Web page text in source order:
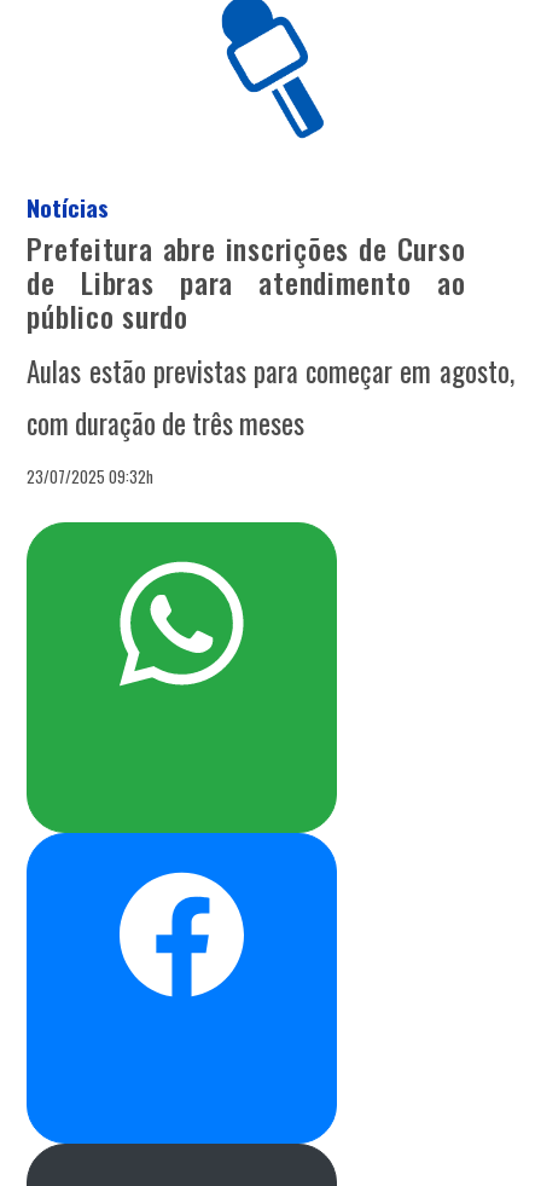
Notícias
Prefeitura abre inscrições de Curso
de Libras para atendimento ao
público surdo
Aulas estão previstas para começar em agosto,
com duração de três meses
23/07/2025 09:32h